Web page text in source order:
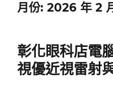
月份:2026 年 2
彰化眼科店電
視優近視雷射